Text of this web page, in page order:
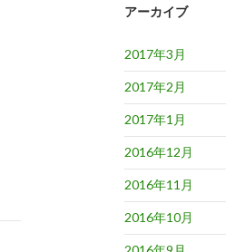
アーカイブ
2017年3月
2017年2月
2017年1月
2016年12月
2016年11月
2016年10月